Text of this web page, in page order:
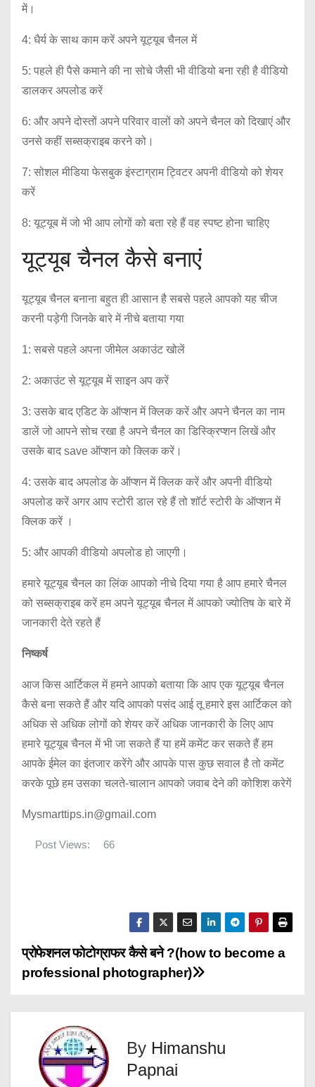
में।
4: धैर्य के साथ काम करें अपने यूट्यूब चैनल में
5: पहले ही पैसे कमाने की ना सोचे जैसी भी वीडियो बना रही है वीडियो
डालकर अपलोड करें
6: और अपने दोस्तों अपने परिवार वालों को अपने चैनल को दिखाएं और
उनसे कहीं सब्सक्राइब करने को।
7: सोशल मीडिया फेसबुक इंस्टाग्राम ट्विटर अपनी वीडियो को शेयर
करें
8: यूट्यूब में जो भी आप लोगों को बता रहे हैं वह स्पष्ट होना चाहिए
यूट्यूब चैनल कैसे बनाएं
यूट्यूब चैनल बनाना बहुत ही आसान है सबसे पहले आपको यह चीज
करनी पड़ेगी जिनके बारे में नीचे बताया गया
1: सबसे पहले अपना जीमेल अकाउंट खोलें
2: अकाउंट से यूट्यूब में साइन अप करें
3: उसके बाद एडिट के ऑप्शन में क्लिक करें और अपने चैनल का नाम
डालें जो आपने सोच रखा है अपने चैनल का डिस्क्रिप्शन लिखें और
उसके बाद save ऑप्शन को क्लिक करें।
4: उसके बाद अपलोड के ऑप्शन में क्लिक करें और अपनी वीडियो
अपलोड करें अगर आप स्टोरी डाल रहे हैं तो शॉर्ट स्टोरी के ऑप्शन में
क्लिक करें ।
5: और आपकी वीडियो अपलोड हो जाएगी।
हमारे यूट्यूब चैनल का लिंक आपको नीचे दिया गया है आप हमारे चैनल
को सब्सक्राइब करें हम अपने यूट्यूब चैनल में आपको ज्योतिष के बारे में
जानकारी देते रहते हैं
निष्कर्ष
आज किस आर्टिकल में हमने आपको बताया कि आप एक यूट्यूब चैनल
कैसे बना सकते हैं और यदि आपको पसंद आई तू हमारे इस आर्टिकल को
अधिक से अधिक लोगों को शेयर करें अधिक जानकारी के लिए आप
हमारे यूट्यूब चैनल में भी जा सकते हैं या हमें कमेंट कर सकते हैं हम
आपके ईमेल का इंतजार करेंगे और आपके पास कुछ सवाल है तो कमेंट
करके पूछे हम उसका चलते-चालान आपको जवाब देने की कोशिश करेगें
Mysmarttips.in@gmail.com
Post Views: 66
P
o
s
प्रोफेशनल फोटोग्राफर कैसे बने ?(how to become a
professional photographer)
By Himanshu
Papnai